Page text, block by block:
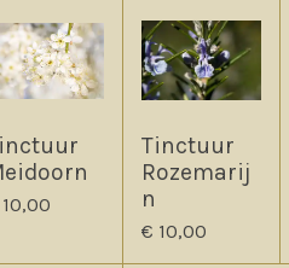
Tinctuur
Rozemarij
n
€ 10,00